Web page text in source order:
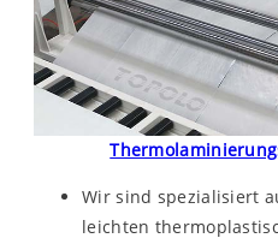
Wir sind spezialisiert
leichten